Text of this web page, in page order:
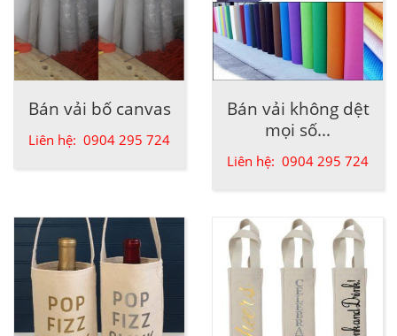
Bán vải bố canvas
Liên hệ: 0904 295 724
Bán vải không dệt
mọi số...
Liên hệ: 0904 295 724